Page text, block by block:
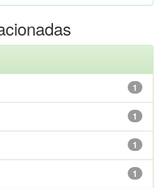
1
1
1
1